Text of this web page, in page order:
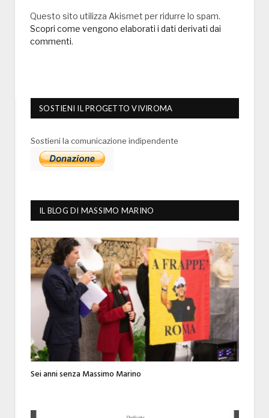
Questo sito utilizza Akismet per ridurre lo spam.
Scopri come vengono elaborati i dati derivati dai
commenti.
SOSTIENI IL PROGETTO VIVIROMA
Sostieni la comunicazione indipendente
IL BLOG DI MASSIMO MARINO
Sei anni senza Massimo Marino